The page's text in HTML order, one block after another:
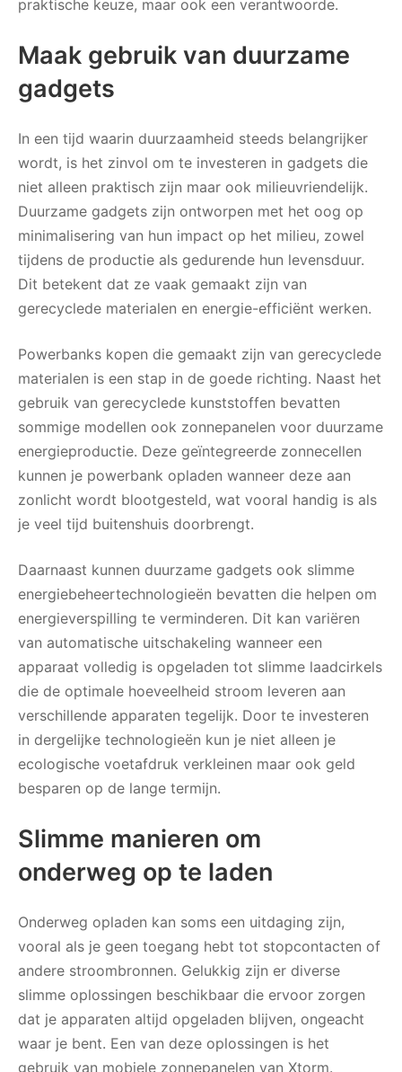
praktische keuze, maar ook een verantwoorde.
Maak gebruik van duurzame
gadgets
In een tijd waarin duurzaamheid steeds belangrijker
wordt, is het zinvol om te investeren in gadgets die
niet alleen praktisch zijn maar ook milieuvriendelijk.
Duurzame gadgets zijn ontworpen met het oog op
minimalisering van hun impact op het milieu, zowel
tijdens de productie als gedurende hun levensduur.
Dit betekent dat ze vaak gemaakt zijn van
gerecyclede materialen en energie-efficiënt werken.
Powerbanks kopen die gemaakt zijn van gerecyclede
materialen is een stap in de goede richting. Naast het
gebruik van gerecyclede kunststoffen bevatten
sommige modellen ook zonnepanelen voor duurzame
energieproductie. Deze geïntegreerde zonnecellen
kunnen je powerbank opladen wanneer deze aan
zonlicht wordt blootgesteld, wat vooral handig is als
je veel tijd buitenshuis doorbrengt.
Daarnaast kunnen duurzame gadgets ook slimme
energiebeheertechnologieën bevatten die helpen om
energieverspilling te verminderen. Dit kan variëren
van automatische uitschakeling wanneer een
apparaat volledig is opgeladen tot slimme laadcirkels
die de optimale hoeveelheid stroom leveren aan
verschillende apparaten tegelijk. Door te investeren
in dergelijke technologieën kun je niet alleen je
ecologische voetafdruk verkleinen maar ook geld
besparen op de lange termijn.
Slimme manieren om
onderweg op te laden
Onderweg opladen kan soms een uitdaging zijn,
vooral als je geen toegang hebt tot stopcontacten of
andere stroombronnen. Gelukkig zijn er diverse
slimme oplossingen beschikbaar die ervoor zorgen
dat je apparaten altijd opgeladen blijven, ongeacht
waar je bent. Een van deze oplossingen is het
gebruik van mobiele zonnepanelen van Xtorm.